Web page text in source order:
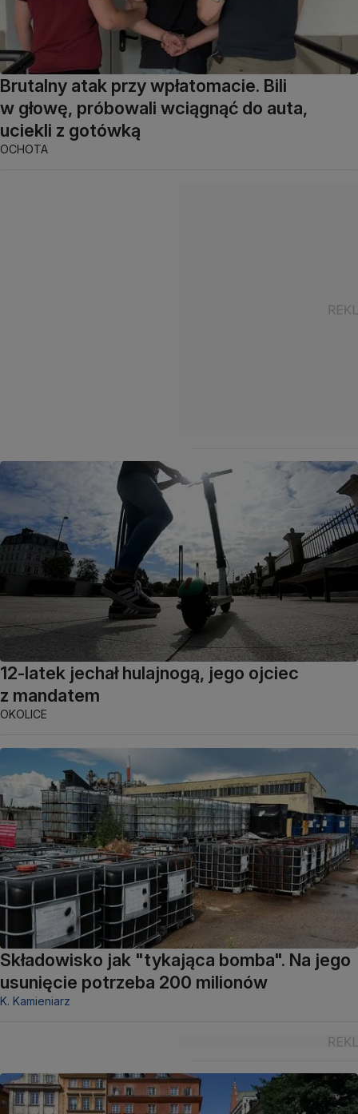
Brutalny atak przy wpłatomacie. Bili
w głowę, próbowali wciągnąć do auta,
uciekli z gotówką
OCHOTA
12-latek jechał hulajnogą, jego ojciec
z mandatem
OKOLICE
Składowisko jak "tykająca bomba". Na jego
usunięcie potrzeba 200 milionów
K. Kamieniarz